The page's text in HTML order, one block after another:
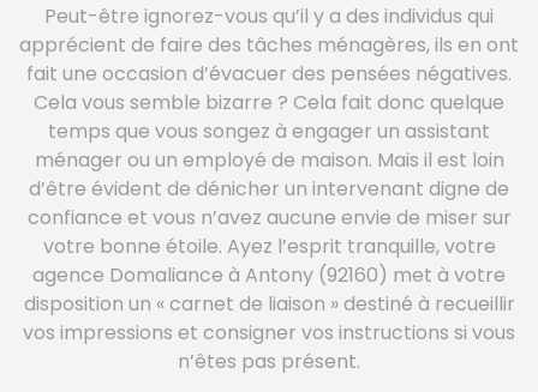
Peut-être ignorez-vous qu’il y a des individus qui
apprécient de faire des tâches ménagères, ils en ont
fait une occasion d’évacuer des pensées négatives.
Cela vous semble bizarre ? Cela fait donc quelque
temps que vous songez à engager un assistant
ménager ou un employé de maison. Mais il est loin
d’être évident de dénicher un intervenant digne de
confiance et vous n’avez aucune envie de miser sur
votre bonne étoile. Ayez l’esprit tranquille, votre
agence Domaliance à Antony (92160) met à votre
disposition un « carnet de liaison » destiné à recueillir
vos impressions et consigner vos instructions si vous
n’êtes pas présent.